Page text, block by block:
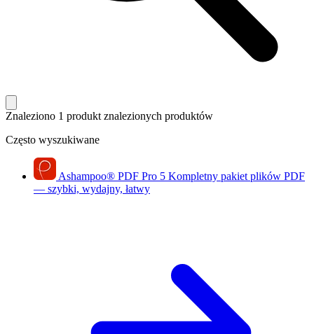
Znaleziono 1 produkt znalezionych produktów
Często wyszukiwane
Ashampoo® PDF Pro 5 Kompletny pakiet plików PDF
— szybki, wydajny, łatwy